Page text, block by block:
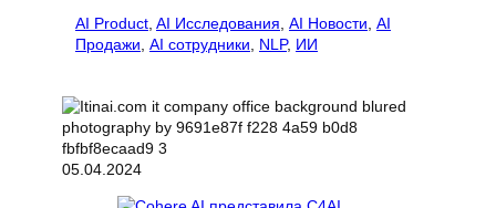
AI Product AI Исследования AI Новости AI
Продажи AI сотрудники NLP, ИИ
05.04.2024